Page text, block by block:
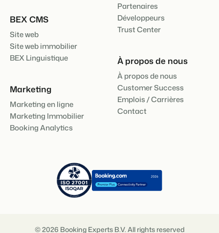
BEX CMS
Site web
Site web immobilier
BEX Linguistique
Marketing
Marketing en ligne
Marketing Immobilier
Booking Analytics
Partenaires
Développeurs
Trust Center
À propos de nous
À propos de nous
Customer Success
Emplois / Carrières
Contact
© 2026 Booking Experts B.V. All rights reserved